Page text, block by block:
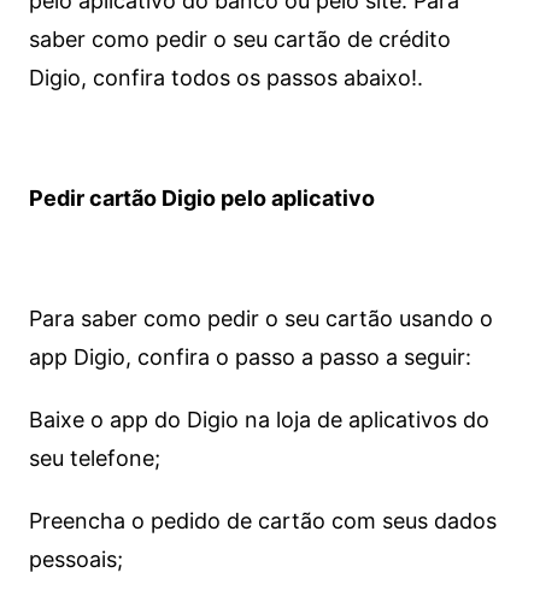
saber como pedir o seu cartão de crédito
Digio, confira todos os passos abaixo!.
Pedir cartão Digio pelo aplicativo
Para saber como pedir o seu cartão usando o
app Digio, confira o passo a passo a seguir:
Baixe o app do Digio na loja de aplicativos do
seu telefone;
Preencha o pedido de cartão com seus dados
pessoais;